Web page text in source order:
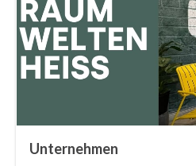
Unternehmen